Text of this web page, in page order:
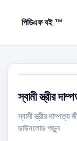
পিডিএফ বই ™
স্বামী স্ত্রীর
স্বামী স্ত্রীর
ডাউনলোড পড়ুন